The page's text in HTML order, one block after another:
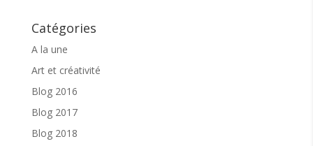
Catégories
A la une
Art et créativité
Blog 2016
Blog 2017
Blog 2018